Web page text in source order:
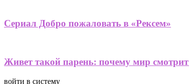
Сериал Добро пожаловать в «Рексем»
Живет такой парень: почему мир
войти в систему